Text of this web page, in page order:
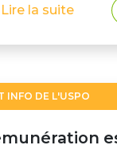
Lire la suite
INFO DE L'USPO